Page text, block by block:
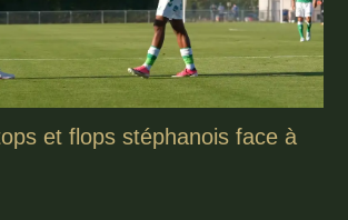
et flops stéphanois face à